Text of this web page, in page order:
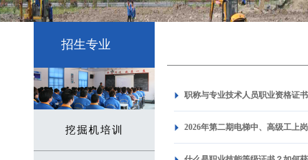
招生专业
挖掘机培训
职称与专业技术人员职业资格证
2026年第二期电梯中、高级工上